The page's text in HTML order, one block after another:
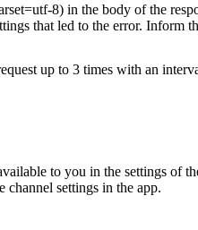
8) in the body of the
that led to the error. Inform
up to 3 times with an
to you in the settings of
channel settings in the app.